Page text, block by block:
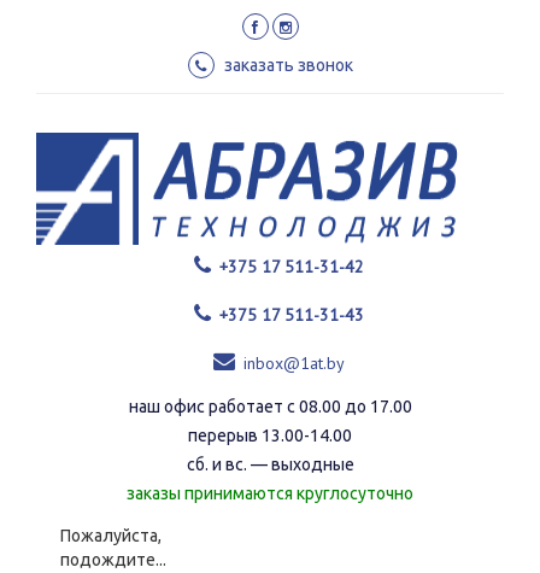
заказать звонок
+375 17 511-31-42
+375 17 511-31-43
inbox@1at.by
наш офис работает с 08.00 до 17.00
перерыв 13.00-14.00
сб. и вс. — выходные
заказы принимаются круглосуточно
Пожалуйста,
подождите...